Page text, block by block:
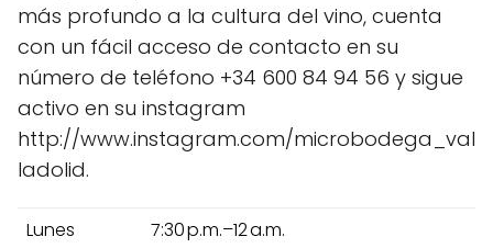
más profundo a la cultura del vino, cuenta
con un fácil acceso de contacto en su
número de teléfono +34 600 84 94 56 y sigue
activo en su instagram
http://www.instagram.com/microbodega_val
ladolid.
Lunes
7:30 p.m.–12 a.m.